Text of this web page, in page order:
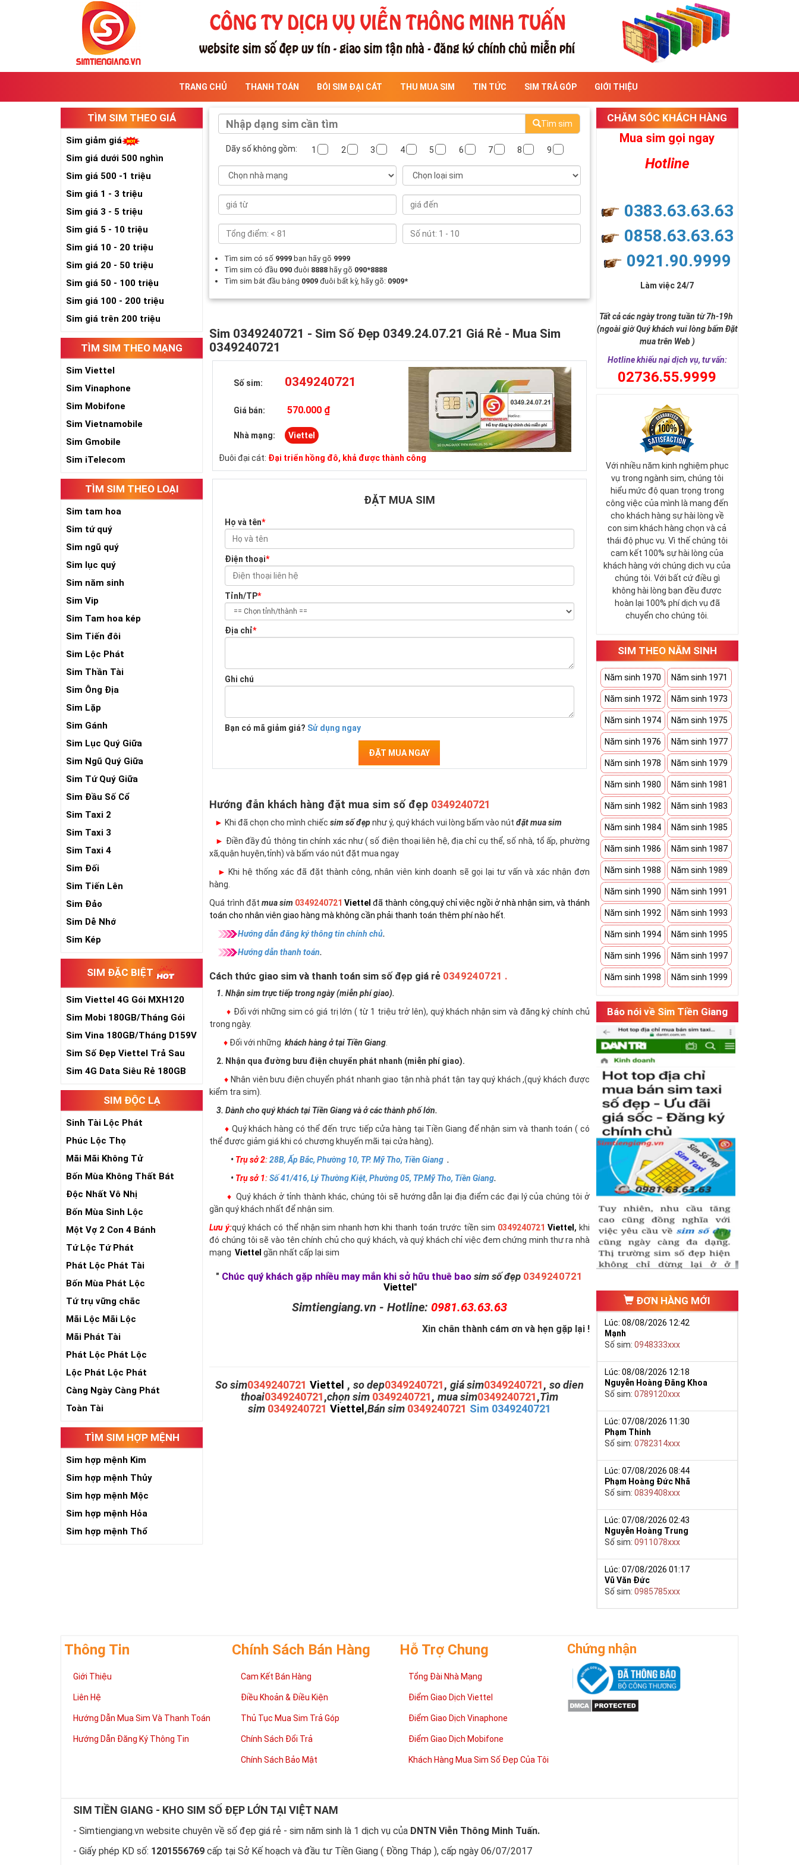
TRANG CHỦ THANH TOÁN BÓI SIM ĐẠI CÁT THU MUA SIM TIN TỨC SIM TRẢ GÓP GIỚI THIỆU
TÌM SIM THEO GIÁ
Sim giảm giá
Sim giá dưới 500 nghìn
Sim giá 500 -1 triệu
Sim giá 1 - 3 triệu
Sim giá 3 - 5 triệu
Sim giá 5 - 10 triệu
Sim giá 10 - 20 triệu
Sim giá 20 - 50 triệu
Sim giá 50 - 100 triệu
Sim giá 100 - 200 triệu
Sim giá trên 200 triệu
TÌM SIM THEO MẠNG
Sim Viettel
Sim Vinaphone
Sim Mobifone
Sim Vietnamobile
Sim Gmobile
Sim iTelecom
TÌM SIM THEO LOẠI
Sim tam hoa
Sim tứ quý
Sim ngũ quý
Sim lục quý
Sim năm sinh
Sim Vip
Sim Tam hoa kép
Sim Tiến đôi
Sim Lộc Phát
Sim Thần Tài
Sim Ông Địa
Sim Lặp
Sim Gánh
Sim Lục Quý Giữa
Sim Ngũ Quý Giữa
Sim Tứ Quý Giữa
Sim Đầu Số Cổ
Sim Taxi 2
Sim Taxi 3
Sim Taxi 4
Sim Đối
Sim Tiến Lên
Sim Đảo
Sim Dễ Nhớ
Sim Kép
SIM ĐẶC BIỆT
Sim Viettel 4G Gói MXH120
Siêu Rẻ
Sim Mobi 180GB/Tháng Gói
TK159
Sim Vina 180GB/Tháng D159V
Sim Số Đẹp Viettel Trả Sau
Sim 4G Data Siêu Rẻ 180GB
SIM ĐỘC LẠ
Sinh Tài Lộc Phát
Phúc Lộc Thọ
Mãi Mãi Không Tử
Bốn Mùa Không Thất Bát
Độc Nhất Vô Nhị
Bốn Mùa Sinh Lộc
Một Vợ 2 Con 4 Bánh
Tứ Lộc Tứ Phát
Phát Lộc Phát Tài
Bốn Mùa Phát Lộc
Tứ trụ vững chắc
Mãi Lộc Mãi Lộc
Mãi Phát Tài
Phát Lộc Phát Lộc
Lộc Phát Lộc Phát
Càng Ngày Càng Phát
Toàn Tài
TÌM SIM HỢP MỆNH
Sim hợp mệnh Kim
Sim hợp mệnh Thủy
Sim hợp mệnh Mộc
Sim hợp mệnh Hỏa
Sim hợp mệnh Thổ
Tìm sim
Dãy số không gồm: 1 2 3 4 5 6 7 8 9
Tìm sim có số 9999 bạn hãy gõ 9999
Tìm sim có đầu 090đuôi 8888 hãy gõ 090*8888
Tìm sim bắt đầu bằng 0909 đuôi bất kỳ, hãy gõ: 0909*
Sim 0349240721 - Sim Số Đẹp 0349.24.07.21 Giá Rẻ - Mua Sim
0349240721
Số sim: 0349240721
Giá bán: 570.000 ₫
Nhà mạng: Viettel
Đuôi đại cát: Đại triển hồng đô, khả được thành công
ĐẶT MUA SIM
Họ và tên*
Điện thoại*
Tỉnh/TP*
Địa chỉ*
Ghi chú
Bạn có mã giảm giá? Sử dụng ngay
ĐẶT MUA NGAY
Hướng đẫn khách hàng đặt mua sim số đẹp 0349240721
► Khi đã chọn cho mình chiếcsim số đẹpnhư ý, quý khách vui lòng bấm vào nútđặt mua sim
► Điền đầy đủ thông tin chính xác như ( số điện thoại liên hệ, địa chỉ cụ thể, số nhà, tổ ấp, phường
xã,quận huyện,tỉnh) và bấm váo nút đặt mua ngay
► Khi hệ thống xác đã đặt thành công, nhân viên kinh doanh sẽ gọi lại tư vấn và xác nhận đơn
hàng.
Quá trình đặtmua sim 0349240721Viettelđã thành công,quý chỉ việc ngồi ở nhà nhận sim, và thánh
toán cho nhân viên giao hàng mà không cần phải thanh toán thêm phí nào hết.
Hướng dẫn đăng ký thông tin chính chủ.
Hướng dẫn thanh toán.
Cách thức giao sim và thanh toán sim số đẹp giá rẻ 0349240721 .
1. Nhận sim trực tiếp trong ngày (miễn phí giao).
♦ Đối với những sim có giá trị lớn ( từ 1 triệu trở lên), quý khách nhận sim và đăng ký chính chủ
trong ngày.
♦ Đối với nhữngkhách hàng ở tại Tiền Giang
2. Nhận qua đường bưu điện chuyển phát nhanh (miễn phí giao).
♦ Nhân viên bưu điện chuyển phát nhanh giao tận nhà phát tận tay quý khách ,(quý khách được
kiểm tra sim).
3. Dành cho quý khách tại Tiền Giang và ở các thành phố lớn.
♦ Quý khách hàng có thể đến trực tiếp cửa hàng tại Tiền Giang để nhận sim và thanh toán ( có
thể được giảm giá khi có chương khuyến mãi tại cửa hàng).
• Trụ sở 2: 28B, Ấp Bắc, Phường 10, TP. Mỹ Tho, Tiền Giang .
• Trụ sở 1: Số 41/416, Lý Thường Kiệt, Phường 05, TP.Mỹ Tho, Tiền Giang.
♦ Quý khách ở tỉnh thành khác, chúng tôi sẽ hướng dẫn lại địa điểm các đại lý của chúng tôi ở
gần quý khách nhất để nhận sim.
Lưu ý:quý khách có thể nhận sim nhanh hơn khi thanh toán trước tiền sim 0349240721 Viettel , khi
đó chúng tôi sẽ vào tên chính chủ cho quý khách, và quý khách chỉ việc đem chứng minh thư ra nhà
mạng Viettel gần nhất cấp lại sim
" Chúc quý khách gặp nhiều may mắn khi sở hữu thuê baosim số đẹp 0349240721
Viettel"
Simtiengiang.vn - Hotline: 0981.63.63.63
Xin chân thành cám ơn và hẹn gặp lại !
So sim0349240721 Viettel , so dep0349240721, giá sim0349240721, so dien
thoai0349240721,chọn sim 0349240721, mua sim0349240721,Tìm
sim 0349240721 Viettel,Bán sim 0349240721 Sim 0349240721
CHĂM SÓC KHÁCH HÀNG
Mua sim gọi ngay
Hotline
0383.63.63.63
0858.63.63.63
0921.90.9999
Làm việc 24/7
Tất cả các ngày trong tuần từ 7h-19h
(ngoài giờ Quý khách vui lòng bấm Đặt
mua trên Web )
Hotline khiếu nại dịch vụ, tư vấn:
02736.55.9999
Với nhiều năm kinh nghiệm phục
vụ trong ngành sim, chúng tôi
hiểu mức độ quan trọng trong
công việc của mình là mang đến
cho khách hàng sự hài lòng về
con sim khách hàng chọn và cả
thái độ phục vụ. Vì thế chúng tôi
cam kết 100% sự hài lòng của
khách hàng với chúng dịch vụ của
chúng tôi. Với bất cứ điều gì
không hài lòng bạn đều được
hoàn lại 100% phí dịch vụ đã
chuyển cho chúng tôi.
SIM THEO NĂM SINH
Năm sinh 1970 Năm sinh 1971
Năm sinh 1972 Năm sinh 1973
Năm sinh 1974 Năm sinh 1975
Năm sinh 1976 Năm sinh 1977
Năm sinh 1978 Năm sinh 1979
Năm sinh 1980 Năm sinh 1981
Năm sinh 1982 Năm sinh 1983
Năm sinh 1984 Năm sinh 1985
Năm sinh 1986 Năm sinh 1987
Năm sinh 1988 Năm sinh 1989
Năm sinh 1990 Năm sinh 1991
Năm sinh 1992 Năm sinh 1993
Năm sinh 1994 Năm sinh 1995
Năm sinh 1996 Năm sinh 1997
Năm sinh 1998 Năm sinh 1999
Báo nói về Sim Tiền Giang
ĐƠN HÀNG MỚI
Lúc: 08/08/2026 12:42
Mạnh
Số sim:0948333xxx
Lúc: 08/08/2026 12:18
Nguyễn Hoàng Đăng Khoa
Số sim:0789120xxx
Lúc: 07/08/2026 11:30
Phạm Thinh
Số sim:0782314xxx
Lúc: 07/08/2026 08:44
Phạm Hoàng Đức Nhã
Số sim:0839408xxx
Lúc: 07/08/2026 02:43
Nguyễn Hoàng Trung
Số sim:0911078xxx
Lúc: 07/08/2026 01:17
Vũ Văn Đức
Số sim:0985785xxx
Thông Tin
Giới Thiệu
Liên Hệ
Hướng Dẫn Mua Sim Và Thanh Toán
Hướng Dẫn Đăng Ký Thông Tin
Chính Sách Bán Hàng
Cam Kết Bán Hàng
Điều Khoản & Điều Kiện
Thủ Tục Mua Sim Trả Góp
Chính Sách Đổi Trả
Chính Sách Bảo Mật
Hỗ Trợ Chung
Tổng Đài Nhà Mạng
Điểm Giao Dịch Viettel
Điểm Giao Dịch Vinaphone
Điểm Giao Dịch Mobifone
Khách Hàng Mua Sim Số Đẹp Của Tôi
Chứng nhận
SIM TIỀN GIANG - KHO SIM SỐ ĐẸP LỚN TẠI VIỆT NAM
- Simtiengiang.vn website chuyên về số đẹp giá rẻ - sim năm sinh là 1 dịch vụ của DNTN Viễn Thông Minh Tuấn.
- Giấy phép KD số: 1201556769 cấp tại Sở Kế hoạch và đầu tư Tiền Giang ( Đồng Tháp ), cấp ngày 06/07/2017